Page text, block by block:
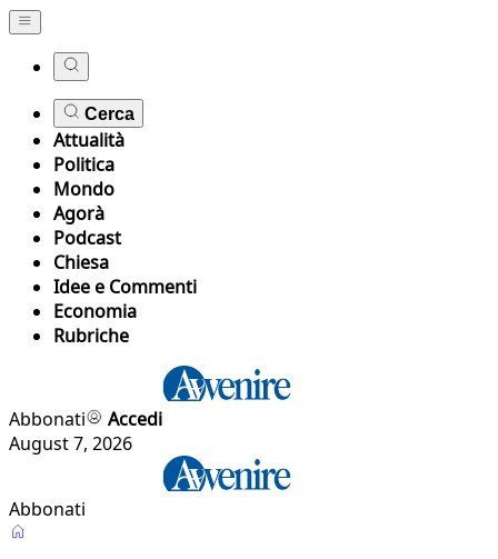
Cerca
Attualità
Politica
Mondo
Agorà
Podcast
Chiesa
Idee e Commenti
Economia
Rubriche
Abbonati
Accedi
August 7, 2026
Abbonati